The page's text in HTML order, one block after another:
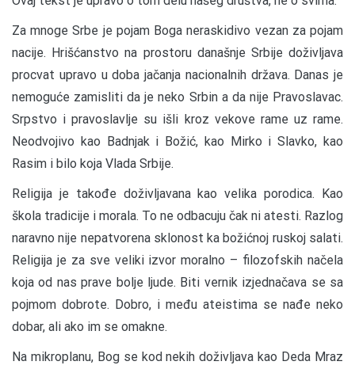
Za mnoge Srbe je pojam Boga neraskidivo vezan za pojam
nacije. Hrišćanstvo na prostoru današnje Srbije doživljava
procvat upravo u doba jačanja nacionalnih država. Danas je
nemoguće zamisliti da je neko Srbin a da nije Pravoslavac.
Srpstvo i pravoslavlje su išli kroz vekove rame uz rame.
Neodvojivo kao Badnjak i Božić, kao Mirko i Slavko, kao
Rasim i bilo koja Vlada Srbije.
Religija je takođe doživljavana kao velika porodica. Kao
škola tradicije i morala. To ne odbacuju čak ni atesti. Razlog
naravno nije nepatvorena sklonost ka božićnoj ruskoj salati.
Religija je za sve veliki izvor moralno – filozofskih načela
koja od nas prave bolje ljude. Biti vernik izjednačava se sa
pojmom dobrote. Dobro, i među ateistima se nađe neko
dobar, ali ako im se omakne.
Na mikroplanu, Bog se kod nekih doživljava kao Deda Mraz